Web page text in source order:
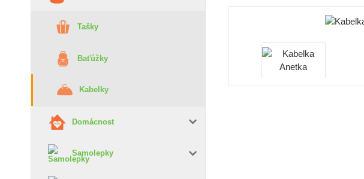
Tašky
Baťůžky
Kabelky
Domácnost
Samolepky